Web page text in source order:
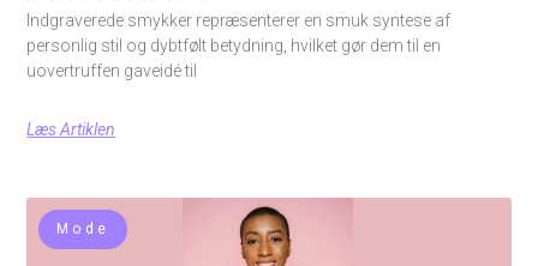
Indgraverede smykker repræsenterer en smuk syntese af
personlig stil og dybtfølt betydning, hvilket gør dem til en
uovertruffen gaveidé til
Læs Artiklen
Mode